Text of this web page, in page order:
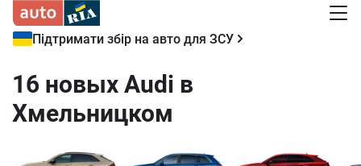
Підтримати збір на авто для ЗСУ
16 новых Audi в
Хмельницком